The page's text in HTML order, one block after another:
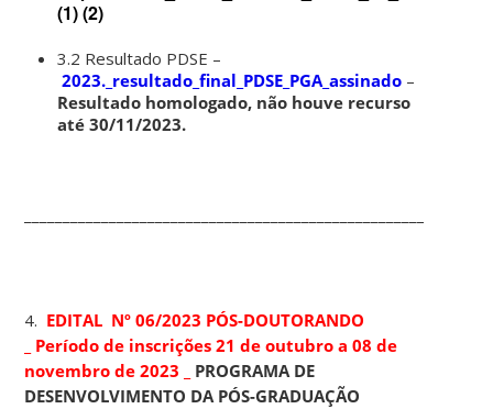
(1) (2)
3.2 Resultado PDSE –
2023._resultado_final_PDSE_PGA_assinado –
Resultado homologado, não houve recurso
até 30/11/2023.
4. EDITAL Nº 06/2023 PÓS-DOUTORANDO
_ Período de inscrições 21 de outubro a 08 de
novembro de 2023 _ PROGRAMA DE
DESENVOLVIMENTO DA PÓS-GRADUAÇÃO